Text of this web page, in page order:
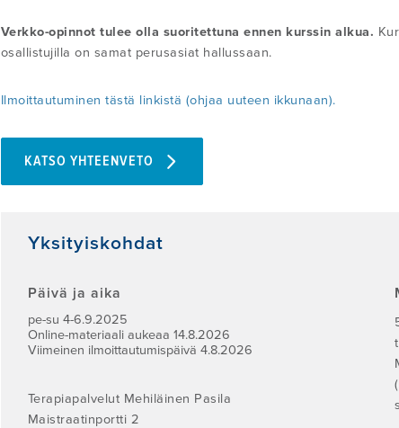
Verkko-opinnot tulee olla suoritettuna ennen kurssin alkua.
osallistujilla on samat perusasiat hallussaan.
Ilmoittautuminen tästä linkistä (ohjaa uuteen ikkunaan).
KATSO YHTEENVETO
Yksityiskohdat
Päivä ja aika
pe-su 4-6.9.2025
Online-materiaali aukeaa 14.8.2026
Viimeinen ilmoittautumispäivä 4.8.2026
Terapiapalvelut Mehiläinen Pasila
Maistraatinportti 2